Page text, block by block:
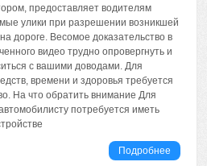
предоставляет водителям
улики при разрешении возникшей
дороге. Весомое доказательство в
видео трудно опровергнуть и
с вашими доводами. Для
времени и здоровья требуется
На что обратить внимание Для
потребуется иметь
Подробнее